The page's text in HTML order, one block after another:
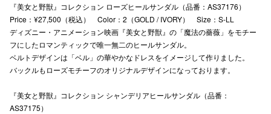
『美女と野獣』コレクション ローズヒールサンダル（品番：AS37176）
Price：¥27,500（税込） Color：2（GOLD / IVORY） Size：S-LL
ディズニー・アニメーション映画『美女と野獣』の「魔法の薔薇」をモチー
フにしたロマンティックで唯一無二のヒールサンダル。
ベルトデザインは「ベル」の華やかなドレスをイメージして作りました。
バックルもローズモチーフのオリジナルデザインになっております。
『美女と野獣』コレクション シャンデリアヒールサンダル（品番：
AS37175）
キャナルシ